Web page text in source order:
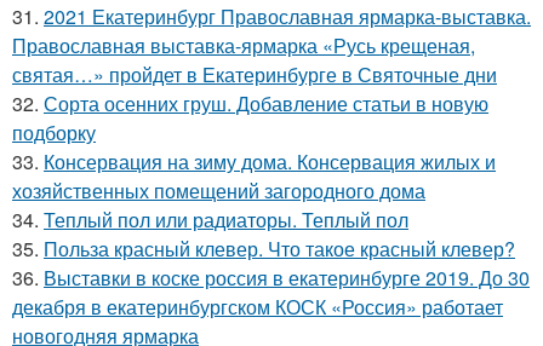
31. 2021 Екатеринбург Православная ярмарка-выставка.
Православная выставка-ярмарка «Русь крещеная,
святая…» пройдет в Екатеринбурге в Святочные дни
32. Сорта осенних груш. Добавление статьи в новую
подборку
33. Консервация на зиму дома. Консервация жилых и
хозяйственных помещений загородного дома
34. Теплый пол или радиаторы. Теплый пол
35. Польза красный клевер. Что такое красный клевер?
36. Выставки в коске россия в екатеринбурге 2019. До 30
декабря в екатеринбургском КОСК «Россия» работает
новогодняя ярмарка